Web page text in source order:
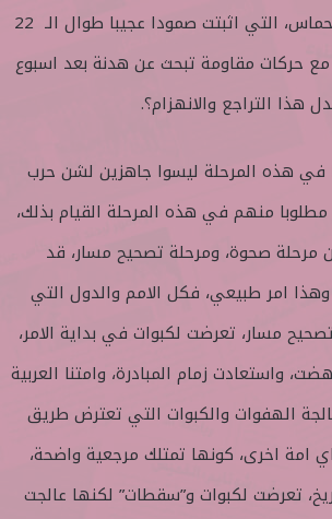
الانتصار على حركة حماس، التي اثبتت صمودا عجيبا طوال الـ 22
حركات مقاومة تبحث عن هدنة بعد اسبوع
هذا التراجع والانهزام؟.
في هذه المرحلة ليسوا جاهزين لشن حرب
منهم في هذه المرحلة القيام بذلك،
مرحلة صحوة، ومرحلة تصحيح مسار، قد
وهذا امر طبيعي، فكل الامم والدول التي
مسار، تعرضت لكبوات في بداية الامر،
واستعادت زمام المبادرة، وامتنا العربية
الهفوات والكبوات التي تعترض طريق
امة اخرى، كونها تمتلك مرجعية واضحة،
تعرضت لكبوات و”سقطات” لكنها عالجت